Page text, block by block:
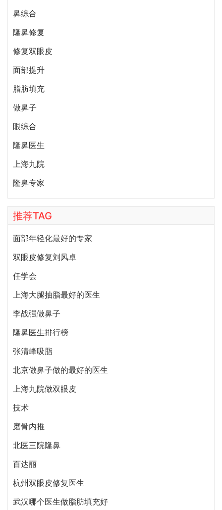
鼻综合
隆鼻修复
修复双眼皮
面部提升
脂肪填充
做鼻子
眼综合
隆鼻医生
上海九院
隆鼻专家
推荐TAG
面部年轻化最好的专家
双眼皮修复刘风卓
任学会
上海大腿抽脂最好的医生
李战强做鼻子
隆鼻医生排行榜
张清峰吸脂
北京做鼻子做的最好的医生
上海九院做双眼皮
技术
磨骨内推
北医三院隆鼻
百达丽
杭州双眼皮修复医生
武汉哪个医生做脂肪填充好